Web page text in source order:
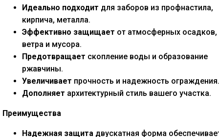
Идеально подходит для заборов из профнастила,
кирпича, металла.
Эффективно защищает от атмосферных осадков,
ветра и мусора.
Предотвращает скопление воды и образование
ржавчины.
Увеличивает прочность и надежность ограждения.
Дополняет архитектурный стиль вашего участка.
Преимущества
Надежная защита двускатная форма